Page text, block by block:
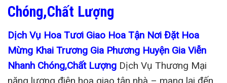
Chóng,Chất Lượng
Dịch Vụ Hoa Tươi Giao Hoa Tận Nơi Đặt Hoa
Mừng Khai Trương Gia Phương Huyện Gia Viễn
Nhanh Chóng,Chất Lượng Dịch Vụ Thương Mại
năng lượng điện hoa giao tận nhà – mang lại đến